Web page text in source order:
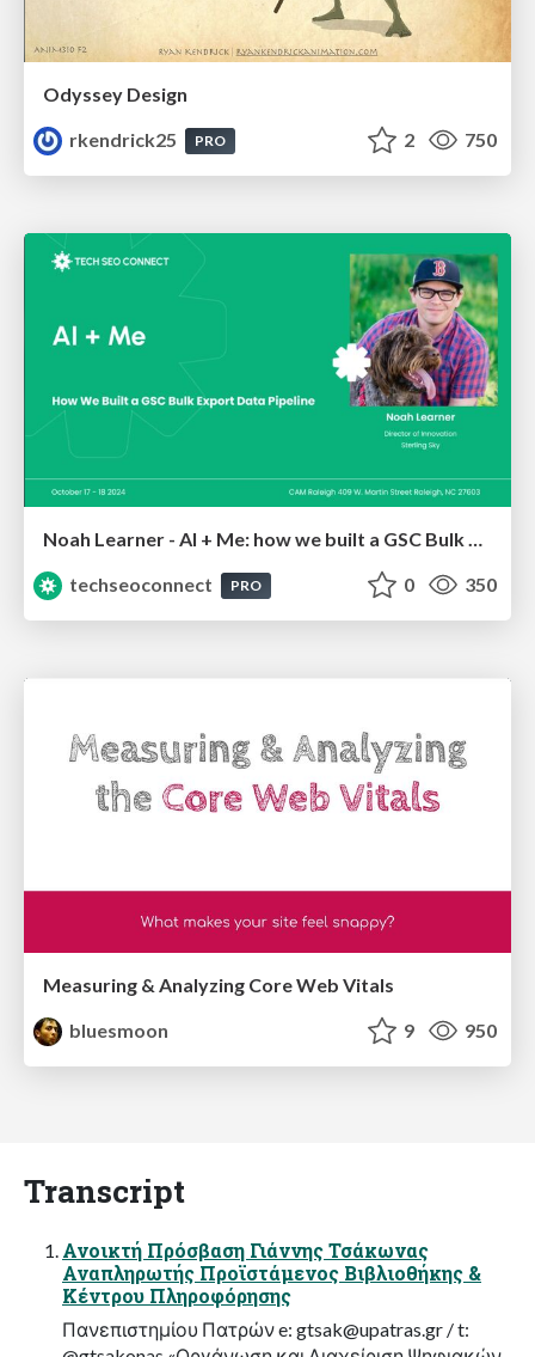
Odyssey Design
rkendrick25
PRO 2 750
Noah Learner - AI + Me: how we built a GSC Bulk Export data pipeline
techseoconnect
PRO 0 350
Measuring & Analyzing Core Web Vitals
bluesmoon
9 950
Transcript
Ανοικτή Πρόσβαση Γιάννης Τσάκωνας
Αναπληρωτής Προϊστάμενος Βιβλιοθήκης &
Κέντρου Πληροφόρησης
Πανεπιστημίου Πατρών e: gtsak@upatras.gr / t: